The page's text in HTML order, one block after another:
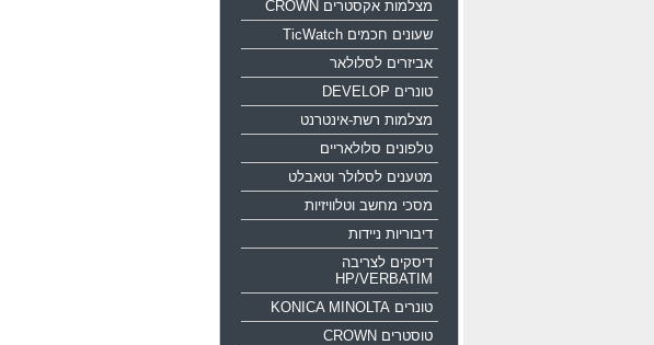
מצלמות אקסטרים CROWN
שעונים חכמים TicWatch
אביזרים לסלולאר
טונרים DEVELOP
מצלמות רשת-אינטרנט
טלפונים סלולאריים
מטענים לסלולר וטאבלט
מסכי מחשב וטלוויזיות
דיבוריות ניידות
דיסקים לצריבה
HP/VERBATIM
טונרים KONICA MINOLTA
טוסטרים CROWN